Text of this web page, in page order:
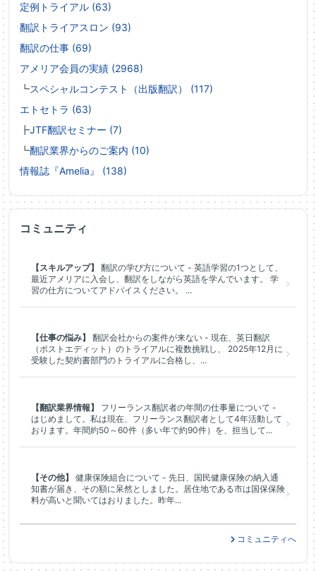
定例トライアル (63)
翻訳トライアスロン (93)
翻訳の仕事 (69)
アメリア会員の実績 (2968)
┗スペシャルコンテスト（出版翻訳） (117)
エトセトラ (63)
┣JTF翻訳セミナー (7)
┗翻訳業界からのご案内 (10)
情報誌『Amelia』 (138)
コミュニティ
【スキルアップ】
翻訳の学び方について - 英語学習の1つとして、
最近アメリアに入会し、翻訳をしながら英語を学んでいます。 学
習の仕方についてアドバイスください。 ...
【仕事の悩み】
翻訳会社からの案件が来ない - 現在、英日翻訳
（ポストエディット）のトライアルに複数挑戦し、 2025年12月に
受験した契約書部門のトライアルに合格し、...
【翻訳業界情報】
フリーランス翻訳者の年間の仕事量について -
はじめまして。私は現在、フリーランス翻訳者として4年活動して
おります。年間約50～60件（多い年で約90件）を、担当して...
【その他】
健康保険組合について - 先日、国民健康保険の納入通
知書が届き、その額に呆然としました。居住地である市は国保保険
料が高いと聞いてはおりました。昨年...
コミュニティへ